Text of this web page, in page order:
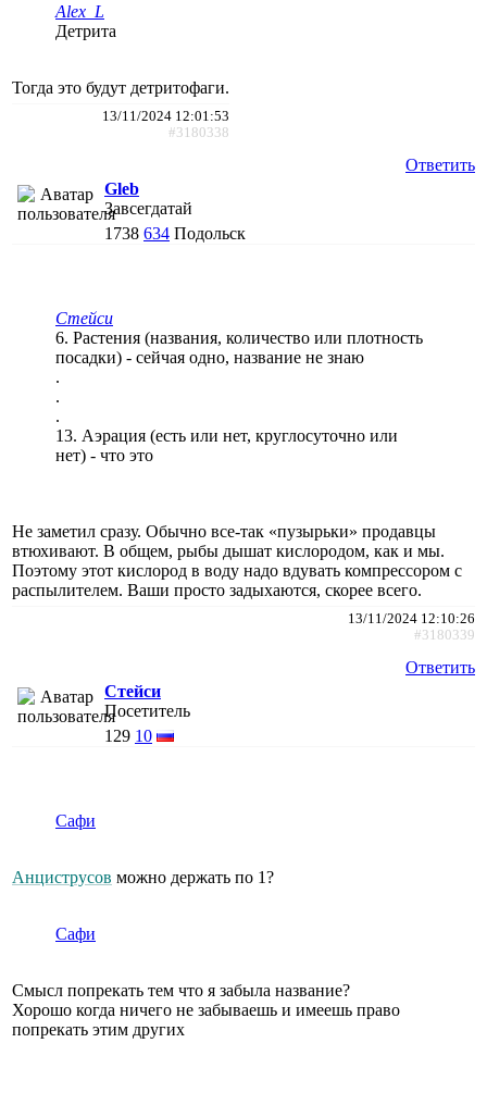
Alex_L
Детрита
Тогда это будут детритофаги.
13/11/2024 12:01:53
#3180338
Ответить
Gleb
Завсегдатай
1738 634 Подольск
Стейси
6. Растения (названия, количество или плотность
посадки) - сейчая одно, название не знаю
.
.
.
13. Аэрация (есть или нет, круглосуточно или
нет) - что это
Не заметил сразу. Обычно все-так «пузырьки» продавцы
втюхивают. В общем, рыбы дышат кислородом, как и мы.
Поэтому этот кислород в воду надо вдувать компрессором с
распылителем. Ваши просто задыхаются, скорее всего.
13/11/2024 12:10:26
#3180339
Ответить
Стейси
Посетитель
129 10
Сафи
Анциструсов можно держать по 1?
Сафи
Смысл попрекать тем что я забыла название?
Хорошо когда ничего не забываешь и имеешь право
попрекать этим других